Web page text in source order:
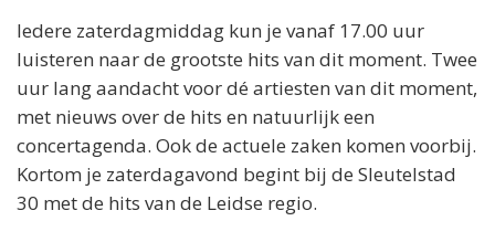
Iedere zaterdagmiddag kun je vanaf 17.00 uur
luisteren naar de grootste hits van dit moment. Twee
uur lang aandacht voor dé artiesten van dit moment,
met nieuws over de hits en natuurlijk een
concertagenda. Ook de actuele zaken komen voorbij.
Kortom je zaterdagavond begint bij de Sleutelstad
30 met de hits van de Leidse regio.